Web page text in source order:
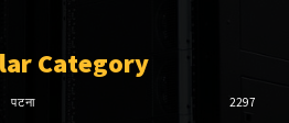
Category
पटना
2297